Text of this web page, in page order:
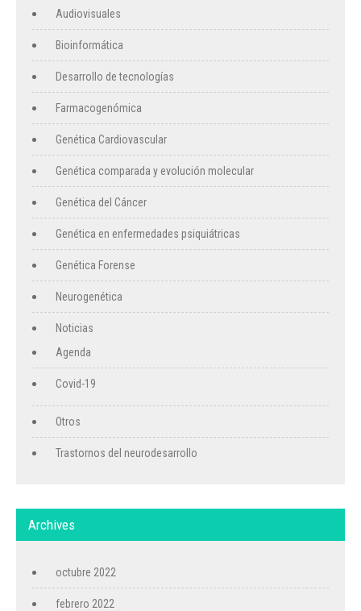
Audiovisuales
Bioinformática
Desarrollo de tecnologías
Farmacogenómica
Genética Cardiovascular
Genética comparada y evolución molecular
Genética del Cáncer
Genética en enfermedades psiquiátricas
Genética Forense
Neurogenética
Noticias
Agenda
Covid-19
Otros
Trastornos del neurodesarrollo
Archives
octubre 2022
febrero 2022